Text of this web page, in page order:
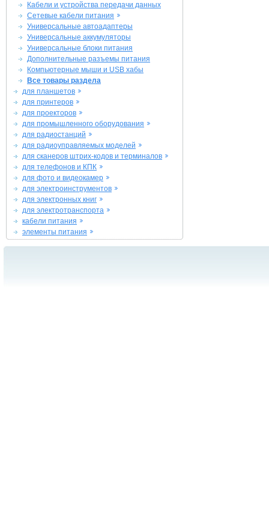
Кабели и устройства передачи данных
Сетевые кабели питания
Универсальные автоадаптеры
Универсальные аккумуляторы
Универсальные блоки питания
Дополнительные разъемы питания
Компьютерные мыши и USB хабы
Все товары раздела
для планшетов
для принтеров
для проекторов
для промышленного оборудования
для радиостанций
для радиоуправляемых моделей
для сканеров штрих-кодов и терминалов
для телефонов и КПК
для фото и видеокамер
для электроинструментов
для электронных книг
для электротранспорта
кабели питания
элементы питания